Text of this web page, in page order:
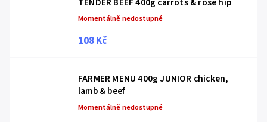
Momentálně nedostupné
108 Kč
FARMER MENU 400g JUNIOR chicken,
lamb & beef
Momentálně nedostupné